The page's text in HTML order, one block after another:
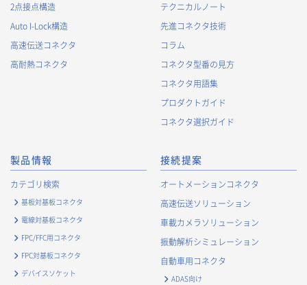
2点接点構造
Auto I-Lock構造
高速伝送コネクタ
高耐熱コネクタ
テクニカルノート
先進コネクタ技術
コラム
コネクタ型番の見方
コネクタ用語集
プロダクトガイド
コネクタ選択ガイド
製品情報
カテゴリ検索
基板対基板コネクタ
電線対基板コネクタ
FPC/FFC用コネクタ
FPC対基板コネクタ
デバイスソケット
接続提案
オートメーションコネクタ
高速伝送ソリューション
車載カメラソリューション
振動解析シミュレーション
自動車用コネクタ
ADAS向け